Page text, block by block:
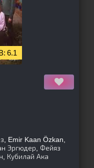
6.1
Emir Kaan Özkan,
Эргюдер, Фейяз
Кубилай Ака